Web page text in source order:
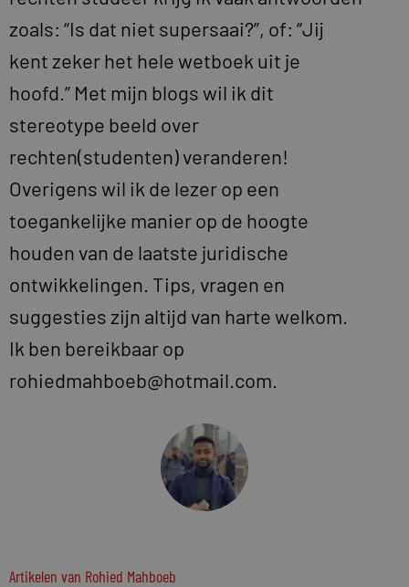
zoals: “Is dat niet supersaai?”, of: “Jij
kent zeker het hele wetboek uit je
hoofd.” Met mijn blogs wil ik dit
stereotype beeld over
rechten(studenten) veranderen!
Overigens wil ik de lezer op een
toegankelijke manier op de hoogte
houden van de laatste juridische
ontwikkelingen. Tips, vragen en
suggesties zijn altijd van harte welkom.
Ik ben bereikbaar op
rohiedmahboeb@hotmail.com.
Artikelen van Rohied Mahboeb